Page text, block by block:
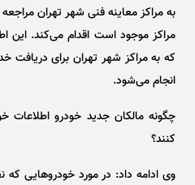
به مراکز معاینه فنی شهر تهران
مراکز موجود است اقدام می‌کند. این
که به مراکز شهر تهران برای دریافت
انجام می‌شود.
چگونه مالکان جدید خودرو اطلاعات
کنند؟
وی ادامه داد: در مورد خودرو‌هایی که